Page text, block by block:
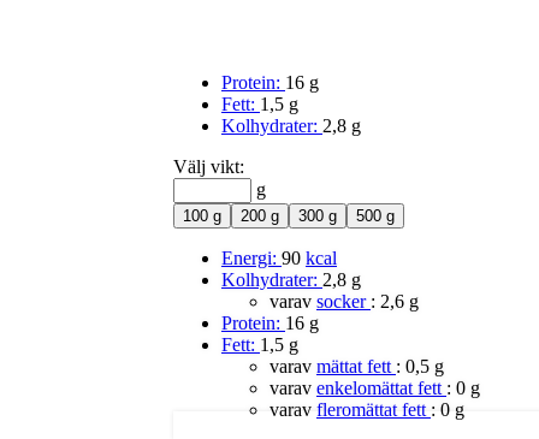
Protein: 16 g
Fett: 1,5 g
Kolhydrater: 2,8 g
Välj vikt:
g
100 g 200 g 300 g 500 g
Energi: 90 kcal
Kolhydrater: 2,8 g
varav socker : 2,6 g
Protein: 16 g
Fett: 1,5 g
varav mättat fett : 0,5 g
varav enkelomättat fett : 0 g
varav fleromättat fett : 0 g